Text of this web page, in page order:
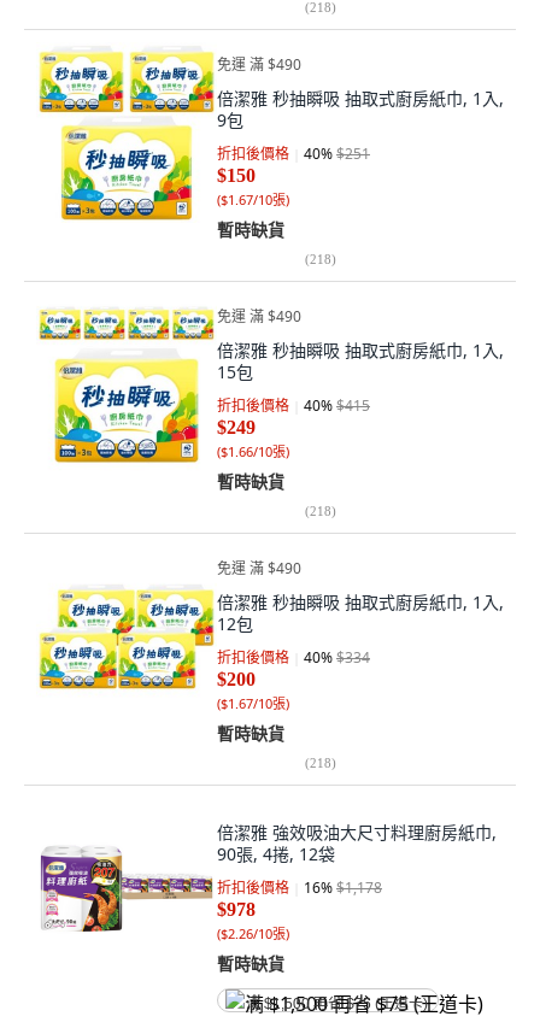
(218)
免運 滿 $490
倍潔雅 秒抽瞬吸 抽取式廚房紙巾, 1入,
9包
折扣後價格 40%$251
$150
($1.67/10張)
暫時缺貨
(218)
免運 滿 $490
倍潔雅 秒抽瞬吸 抽取式廚房紙巾, 1入,
15包
折扣後價格 40%$415
$249
($1.66/10張)
暫時缺貨
(218)
免運 滿 $490
倍潔雅 秒抽瞬吸 抽取式廚房紙巾, 1入,
12包
折扣後價格 40%$334
$200
($1.67/10張)
暫時缺貨
(218)
倍潔雅 強效吸油大尺寸料理廚房紙巾,
90張, 4捲, 12袋
折扣後價格 16%$1,178
$978
($2.26/10張)
暫時缺貨
满 $1,500 再省 $75 (王道卡)